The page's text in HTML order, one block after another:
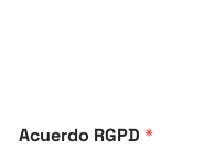
Acuerdo RGPD *